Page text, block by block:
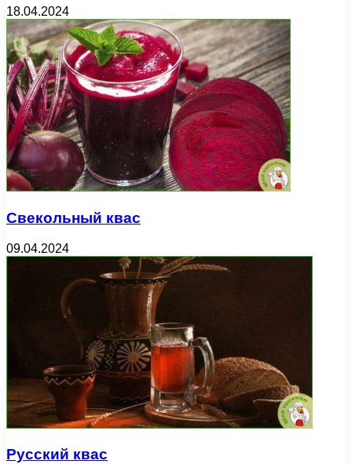
18.04.2024
Свекольный квас
09.04.2024
Русский квас